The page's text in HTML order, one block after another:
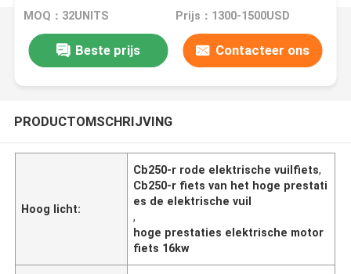
Rode Elektrische Vuil
MOQ：32UNITS Prijs：1300-1500USD
Beste prijs Contacteer ons
PRODUCTOMSCHRIJVING
Hoog licht:
Cb250-r rode elektrische vuilfiets,
Cb250-r fiets van het hoge prestati
es de elektrische vuil
,
hoge prestaties elektrische motor
fiets 16kw